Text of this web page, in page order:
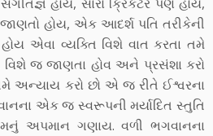
હોય, એક આદર્શ પતિ તરીકેની
એવા વ્યક્તિ વિશે વાત કરતા તમે
જ જાણતા હોવ અને પ્રસંશા કરો
અન્યાય કરો છો એ જ રીતે ઈશ્વરના
એક જ સ્વરૂપની મર્યાદિત સ્તુતિ
અપમાન ગણાય. વળી ભગવાનના